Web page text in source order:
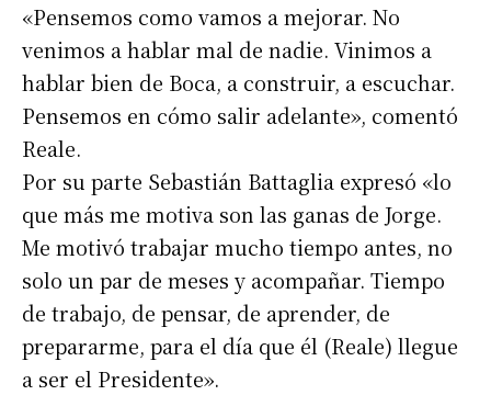
«Pensemos como vamos a mejorar. No
venimos a hablar mal de nadie. Vinimos a
hablar bien de Boca, a construir, a escuchar.
Pensemos en cómo salir adelante», comentó
Reale.
Por su parte Sebastián Battaglia expresó «lo
que más me motiva son las ganas de Jorge.
Me motivó trabajar mucho tiempo antes, no
solo un par de meses y acompañar. Tiempo
de trabajo, de pensar, de aprender, de
prepararme, para el día que él (Reale) llegue
a ser el Presidente».